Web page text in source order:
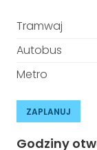
Tramwaj
Autobus
Metro
ZAPLANUJ
Godziny